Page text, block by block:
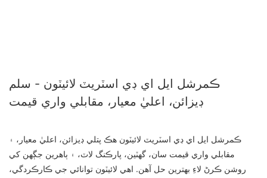
ڪمرشل ايل اي ڊي اسٽريٽ لائيٽون - سلم
ڊيزائن، اعليٰ معيار، مقابلي واري قيمت
ڪمرشل ايل اي ڊي اسٽريٽ لائيٽون هڪ پتلي ڊيزائن، اعليٰ معيار، ۽
مقابلي واري قيمت سان، گهٽين، پارڪنگ لاٽ، ۽ ٻاهرين جڳهن کي
روشن ڪرڻ لاءِ بهترين حل آهن. اهي لائيٽون توانائي جي ڪارڪردگي،